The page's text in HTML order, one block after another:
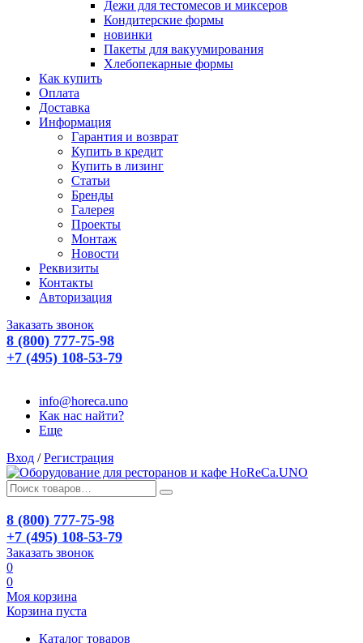
Дежи для тестомесов и миксеров
Кондитерские формы
новинки
Пакеты для вакуумирования
Хлебопекарные формы
Как купить
Оплата
Доставка
Информация
Гарантия и возврат
Купить в кредит
Купить в лизинг
Статьи
Бренды
Галерея
Проекты
Монтаж
Новости
Реквизиты
Контакты
Авторизация
Заказать звонок
8 (800) 777-75-98
+7 (495) 108-53-79
info@horeca.uno
Как нас найти?
Еще
Вход / Регистрация
8 (800) 777-75-98
+7 (495) 108-53-79
Заказать звонок
0
0
Моя корзина
Корзина пуста
Каталог товаров